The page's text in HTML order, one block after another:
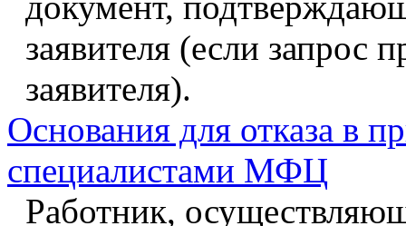
заявителя (если запрос
заявителя).
Основания для отказа в
специалистами МФЦ
Работник,